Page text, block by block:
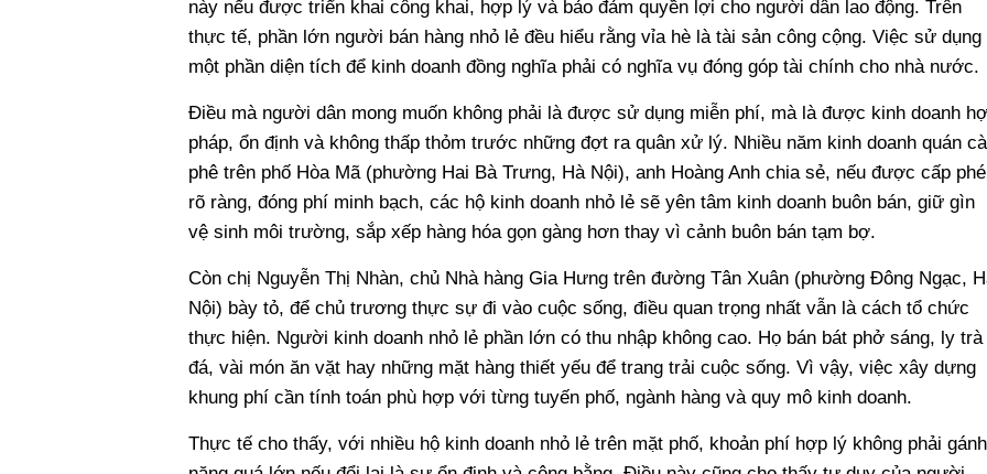
này nếu được triển khai công khai, hợp lý và bảo đảm quyền lợi cho người dân lao động. Trên
thực tế, phần lớn người bán hàng nhỏ lẻ đều hiểu rằng vỉa hè là tài sản công cộng. Việc sử dụng
một phần diện tích để kinh doanh đồng nghĩa phải có nghĩa vụ đóng góp tài chính cho nhà nước.
Điều mà người dân mong muốn không phải là được sử dụng miễn phí, mà là được kinh doanh
pháp, ổn định và không thấp thỏm trước những đợt ra quân xử lý. Nhiều năm kinh doanh quán cà
phê trên phố Hòa Mã (phường Hai Bà Trưng, Hà Nội), anh Hoàng Anh chia sẻ, nếu được cấp
rõ ràng, đóng phí minh bạch, các hộ kinh doanh nhỏ lẻ sẽ yên tâm kinh doanh buôn bán, giữ gìn
vệ sinh môi trường, sắp xếp hàng hóa gọn gàng hơn thay vì cảnh buôn bán tạm bợ.
Còn chị Nguyễn Thị Nhàn, chủ Nhà hàng Gia Hưng trên đường Tân Xuân (phường Đông Ngạc,
Nội) bày tỏ, để chủ trương thực sự đi vào cuộc sống, điều quan trọng nhất vẫn là cách tổ chức
thực hiện. Người kinh doanh nhỏ lẻ phần lớn có thu nhập không cao. Họ bán bát phở sáng, ly trà
đá, vài món ăn vặt hay những mặt hàng thiết yếu để trang trải cuộc sống. Vì vậy, việc xây dựng
khung phí cần tính toán phù hợp với từng tuyến phố, ngành hàng và quy mô kinh doanh.
Thực tế cho thấy, với nhiều hộ kinh doanh nhỏ lẻ trên mặt phố, khoản phí hợp lý không phải gánh